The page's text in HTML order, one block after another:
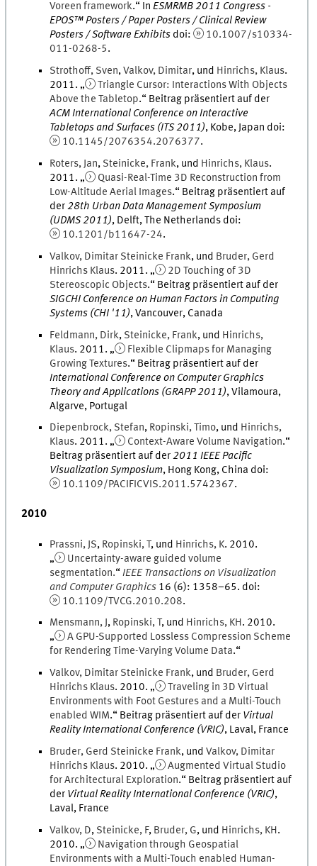
Voreen framework.“ InESMRMB 2011 Congress -
EPOS™ Posters / Paper Posters / Clinical Review
Posters / Software Exhibits doi:
10.1007/s10334-
011-0268-5.
Strothoff, Sven,Valkov, Dimitar, und Hinrichs, Klaus.
2011. „
Triangle Cursor: Interactions With Objects
Above the Tabletop.“ Beitrag präsentiert auf der
ACM International Conference on Interactive
Tabletops and Surfaces (ITS 2011), Kobe, Japan doi:
10.1145/2076354.2076377.
Roters, Jan, Steinicke, Frank, und Hinrichs, Klaus.
2011. „
Quasi-Real-Time 3D Reconstruction from
Low-Altitude Aerial Images.“ Beitrag präsentiert auf
der28th Urban Data Management Symposium
(UDMS 2011), Delft, The Netherlands doi:
10.1201/b11647-24.
Valkov, Dimitar Steinicke Frank, und Bruder, Gerd
Hinrichs Klaus. 2011. „
2D Touching of 3D
Stereoscopic Objects.“ Beitrag präsentiert auf der
SIGCHI Conference on Human Factors in Computing
Systems (CHI '11),Vancouver, Canada
Feldmann, Dirk, Steinicke, Frank, und Hinrichs,
Klaus. 2011. „
Flexible Clipmaps for Managing
Growing Textures.“ Beitrag präsentiert auf der
International Conference on Computer Graphics
Theory and Applications (GRAPP 2011),Vilamoura,
Algarve, Portugal
Diepenbrock, Stefan, Ropinski,Timo, und Hinrichs,
Klaus. 2011. „ Context-Aware Volume Navigation.“
Beitrag präsentiert auf der2011 IEEE Pacific
Visualization Symposium, Hong Kong, China doi:
10.1109/PACIFICVIS.2011.5742367.
2010
Prassni, JS, Ropinski,T, und Hinrichs, K. 2010.
„
Uncertainty-aware guided volume
segmentation.“IEEE Transactions on Visualization
and Computer Graphics 16 (6): 1358–65. doi:
10.1109/TVCG.2010.208.
Mensmann, J, Ropinski,T, und Hinrichs, KH. 2010.
„
A GPU-Supported Lossless Compression Scheme
for Rendering Time-Varying Volume Data.“
Valkov, Dimitar Steinicke Frank, und Bruder, Gerd
Hinrichs Klaus. 2010. „
Traveling in 3D Virtual
Environments with Foot Gestures and a Multi-Touch
enabled WIM.“ Beitrag präsentiert auf der Virtual
Reality International Conference (VRIC), Laval, France
Bruder, Gerd Steinicke Frank, undValkov, Dimitar
Hinrichs Klaus. 2010. „
Augmented Virtual Studio
for Architectural Exploration.“ Beitrag präsentiert auf
der Virtual Reality International Conference (VRIC),
Laval, France
Valkov, D, Steinicke, F, Bruder, G, und Hinrichs, KH .
2010. „
Navigation through Geospatial
Environments with a Multi-Touch enabled Human-